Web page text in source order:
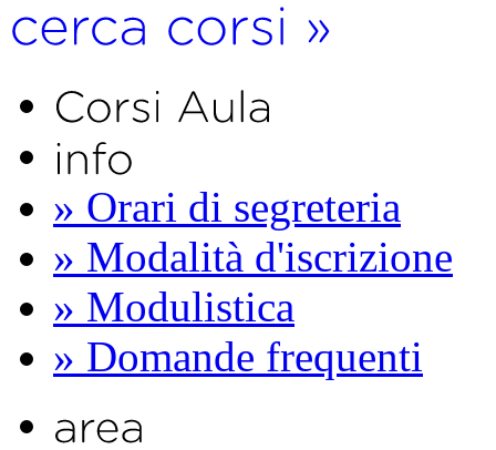
» Orari di segreteria
» Modalità d'iscrizione
» Modulistica
» Domande frequenti